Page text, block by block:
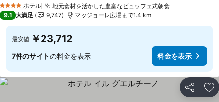
4 ホテルのランク
ホテル 地元食材を活かした豊富なビュッフェ式朝食料金を表示
9.1 大満足 9,747 マッジョーレ広場まで1.4 km
最安値 ￥23,712
7件のサイトの料金を表示 料金を表示
シェア お